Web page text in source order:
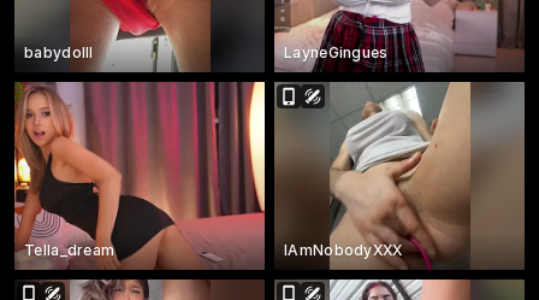
babydolll LayneGingues
Tella_dream IAmNobodyXXX